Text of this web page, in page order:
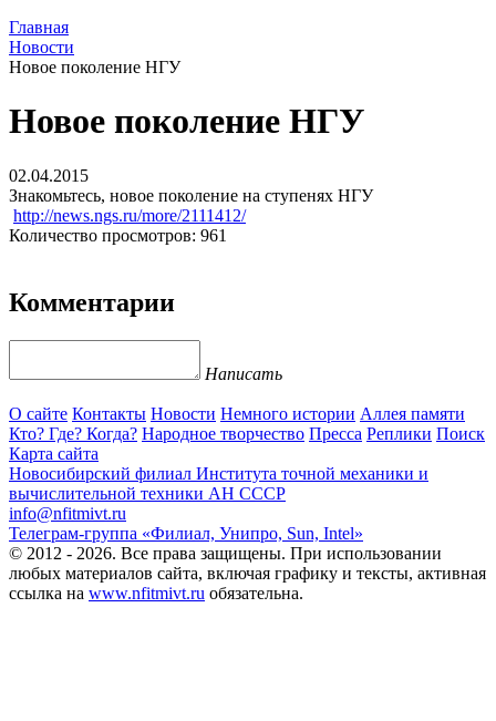
Главная
Новости
Новое поколение НГУ
Новое поколение НГУ
02.04.2015
Знакомьтесь, новое поколение на ступенях НГУ
http://news.ngs.ru/more/2111412/
Количество просмотров: 961
Комментарии
Написать
О сайте Контакты Новости Немного истории Аллея памяти
Кто? Где? Когда? Народное творчество Пресса Реплики Поиск
Карта сайта
Новосибирский филиал Института точной механики и
вычислительной техники АН СССР
info@nfitmivt.ru
Телеграм-группа «Филиал, Унипро, Sun, Intel»
© 2012 - 2026. Все права защищены. При использовании
любых материалов сайта, включая графику и тексты, активная
ссылка на www.nfitmivt.ru обязательна.